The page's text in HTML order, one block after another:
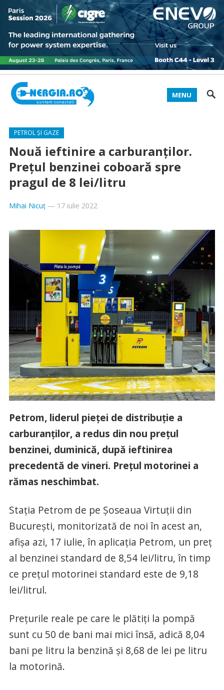
MENU
PETROL ȘI GAZE
Nouă ieftinire a carburanților.
Prețul benzinei coboară spre
pragul de 8 lei/litru
Mihai Nicuț— 17 iulie 2022
Petrom, liderul pieței de distribuție a
carburanților, a redus din nou prețul
benzinei, duminică, după ieftinirea
precedentă de vineri. Prețul motorinei a
rămas neschimbat.
Stația Petrom de pe Șoseaua Virtuții din
București, monitorizată de noi în acest an,
afișa azi, 17 iulie, în aplicația Petrom, un preț
al benzinei standard de 8,54 lei/litru, în timp
ce prețul motorinei standard este de 9,18
lei/litrul.
Prețurile reale pe care le plătiți la pompă
sunt cu 50 de bani mai mici însă, adică 8,04
bani pe litru la benzină și 8,68 de lei pe litru
la motorină.